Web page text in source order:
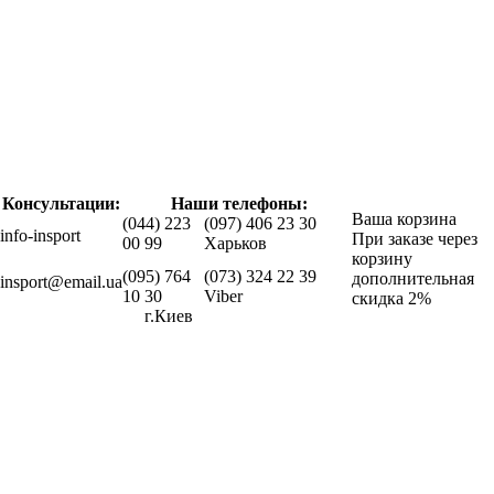
Консультации:
Наши телефоны:
Ваша корзина
При заказе через
корзину
дополнительная
скидка 2%
info-insport
(044) 223
00 99
(097) 406 23 30
Харьков
insport@email.ua(095) 764
10 30
(073) 324 22 39
Viber
г.Киев